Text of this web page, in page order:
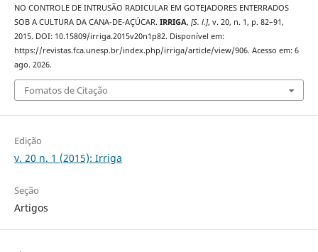
NO CONTROLE DE INTRUSÃO RADICULAR EM GOTEJADORES ENTERRADOS
SOB A CULTURA DA CANA-DE-AÇÚCAR. IRRIGA, [S. l.], v. 20, n. 1, p. 82–91,
2015. DOI: 10.15809/irriga.2015v20n1p82. Disponível em:
https://revistas.fca.unesp.br/index.php/irriga/article/view/906. Acesso em: 6
ago. 2026.
Fomatos de Citação
Edição
v. 20 n. 1 (2015): Irriga
Seção
Artigos